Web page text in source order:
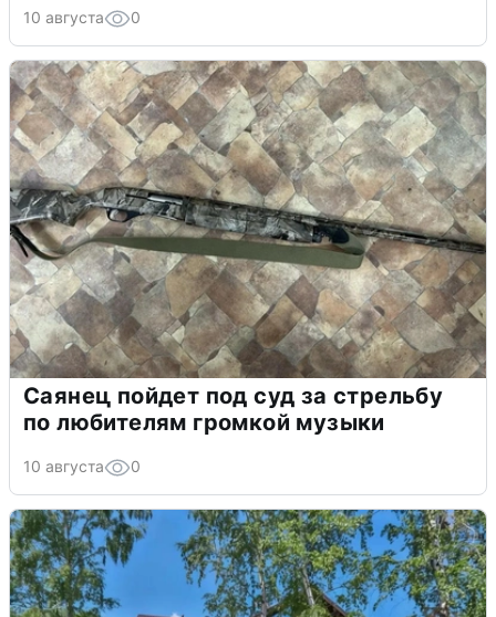
10 августа 0
Саянец пойдет под суд за стрельбу
по любителям громкой музыки
10 августа 0